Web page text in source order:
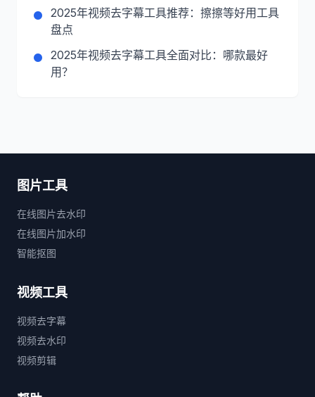
2025年视频去字幕工具推荐：擦擦等好用工具
盘点
2025年视频去字幕工具全面对比：哪款最好
用？
图片工具
在线图片去水印
在线图片加水印
智能抠图
视频工具
视频去字幕
视频去水印
视频剪辑